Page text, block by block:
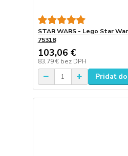
STAR WARS - Lego Star
75318
103,06 €
83,79 € bez DPH
Pridať